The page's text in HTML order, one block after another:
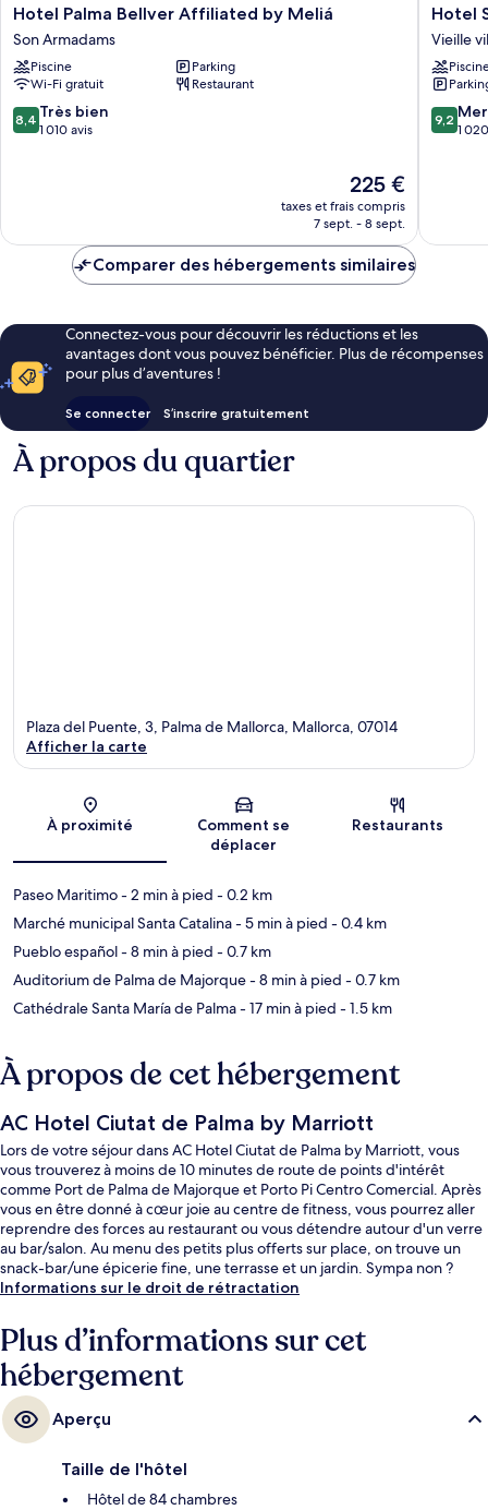
Hotel
Palma
Bellver
Affiliated
by
Meliá
Son
Hotel Palma Bellver Affiliated by Meliá
Son Armadams
Piscine
Parking
Wi-Fi gratuit
Restaurant
8.4
sur
8,4 Très bien
1 010 avis
Le
nouveau
prix
de
225 €
taxes et frais compris
7 sept. - 8 sept.
Hotel
Vieille
ville
de
Palma
de
Hotel
Vieille
9.2
sur
9,2
1
Comparer des hébergements similaires
Connectez-vous pour découvrir les réductions et les
avantages dont vous pouvez bénéficier. Plus de récompenses
pour plus d’aventures !
Se connecter S’inscrire gratuitement
À propos du quartier
Carte
Plaza del Puente, 3, Palma de Mallorca, Mallorca, 07014
Afficher la carte
À proximité
Comment se
déplacer
Restaurants
Paseo Maritimo- 2 min à pied - 0.2 km
Marché municipal Santa Catalina- 5 min à pied - 0.4 km
Pueblo español- 8 min à pied - 0.7 km
Auditorium de Palma de Majorque- 8 min à pied - 0.7 km
Cathédrale Santa María de Palma- 17 min à pied - 1.5 km
À propos de cet hébergement
AC Hotel Ciutat de Palma by Marriott
Lors de votre séjour dans AC Hotel Ciutat de Palma by Marriott, vous
vous trouverez à moins de 10 minutes de route de points d'intérêt
comme Port de Palma de Majorque et Porto Pi Centro Comercial. Après
vous en être donné à cœur joie au centre de fitness, vous pourrez aller
reprendre des forces au restaurant ou vous détendre autour d'un verre
au bar/salon. Au menu des petits plus offerts sur place, on trouve un
snack-bar/une épicerie fine, une terrasse et un jardin. Sympa non ?
Informations sur le droit de rétractation
Plus d’informations sur cet
hébergement
Aperçu
Taille de l'hôtel
Hôtel de 84 chambres